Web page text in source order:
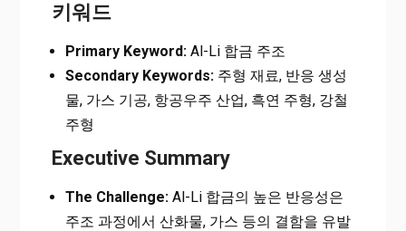
키워드
Primary Keyword:Al-Li 합금 주조
Secondary Keywords:주형 재료, 반응 생성
물, 가스 기공, 항공우주 산업, 흑연 주형, 강철
주형
Executive Summary
The Challenge:Al-Li 합금의 높은 반응성은
주조 과정에서 산화물, 가스 등의 결함을 유발